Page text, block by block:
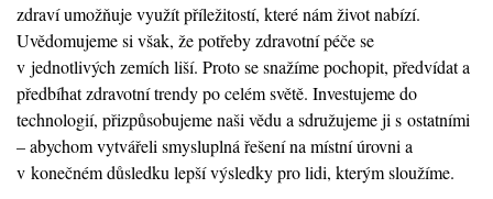
zdraví umožňuje využít příležitostí, které nám život nabízí.
Uvědomujeme si však, že potřeby zdravotní péče se
v jednotlivých zemích liší. Proto se snažíme pochopit, předvídat a
předbíhat zdravotní trendy po celém světě. Investujeme do
technologií, přizpůsobujeme naši vědu a sdružujeme ji s ostatními
– abychom vytvářeli smysluplná řešení na místní úrovni a
v konečném důsledku lepší výsledky pro lidi, kterým sloužíme.